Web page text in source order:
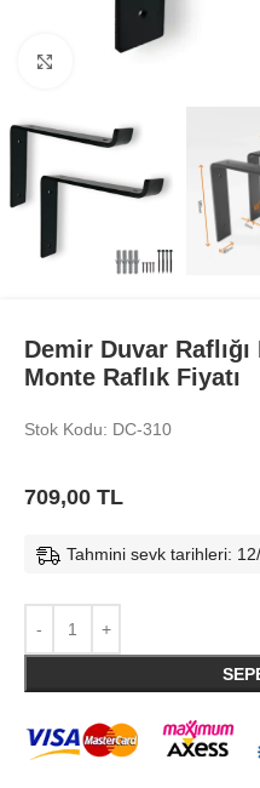
Demir Duvar
Monte Raflık Fiyatı
Stok Kodu: DC-310
709,00 TL
Tahmini sevk tarihleri: